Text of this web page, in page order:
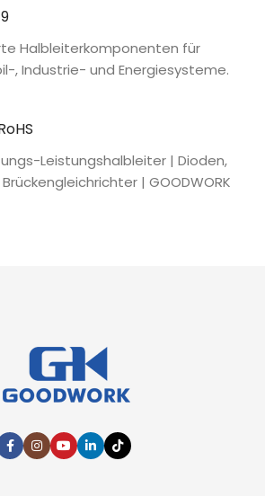
Halbleiterkomponenten für
, Industrie- und Energiesysteme.
Leistungshalbleiter | Dioden,
Brückengleichrichter | GOODWORK